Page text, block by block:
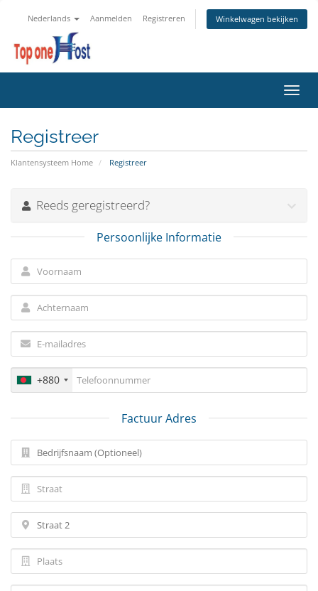
Nederlands Aanmelden Registreren Winkelwagen bekijken
in-/
Registreer
Klantensysteem Home Registreer
Reeds geregistreerd?
Persoonlijke Informatie
+880
Factuur Adres